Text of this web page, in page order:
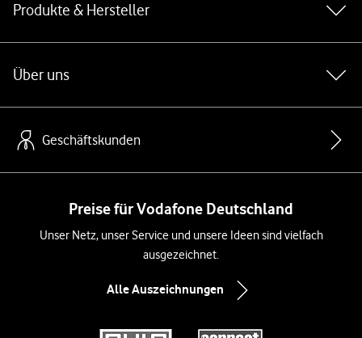
Produkte & Hersteller
Über uns
Geschäftskunden
Preise für Vodafone Deutschland
Unser Netz, unser Service und unsere Ideen sind vielfach
ausgezeichnet.
Alle Auszeichnungen